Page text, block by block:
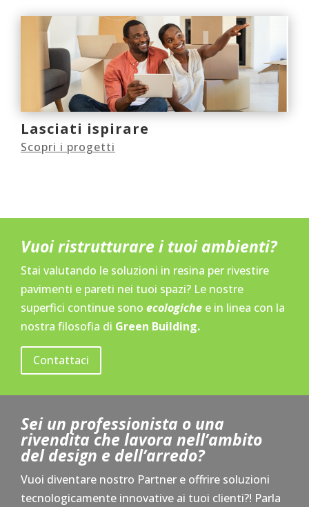
Lasciati ispirare
Scopri i progetti
Vuoi ristrutturare i tuoi ambienti?
Stai valutando le soluzioni in resina per rivestire
pavimenti e pareti nei tuoi spazi? Le nostre
superfici continue sono ecologiche e in linea con la
nostra filosofia di Green Building.
Contattaci
Sei un professionista o una
rivendita che lavora nell’ambito
del design e dell’arredo?
Vuoi diventare nostro Partner e offrire soluzioni
tecnologicamente innovative ai tuoi clienti?! Parla